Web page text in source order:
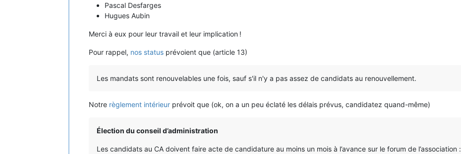
Pascal Desfarges
Hugues Aubin
Merci à eux pour leur travail et leur implication !
Pour rappel, nos status prévoient que (article 13)
Les mandats sont renouvelables une fois, sauf s'il n'y a pas assez de candidats au renouvellement.
Notre règlement intérieur prévoit que (ok, on a un peu éclaté les délais prévus, candidatez quand-même)
Élection du conseil d’administration
Les candidats au CA doivent faire acte de candidature au moins un mois à l’avance sur le forum de l’association :